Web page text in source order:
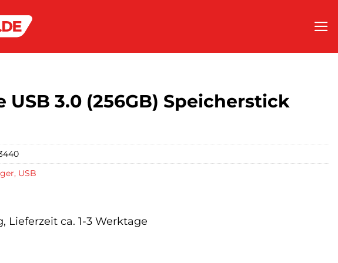
USB 3.0 (256GB) Speicherstick
Lieferzeit ca. 1-3 Werktage
USB